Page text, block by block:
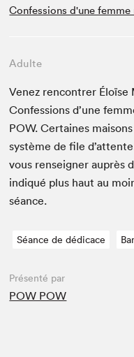
Confessions d'une
Adulte
Venez ren­con­tr­er Éloïse
Con­fes­sions d’une
POW. Cer­taines
sys­tème de file
vous ren­seign­er auprès
indiqué plus haut au
séance.
Séance de dédicace
Présenté par
POW POW